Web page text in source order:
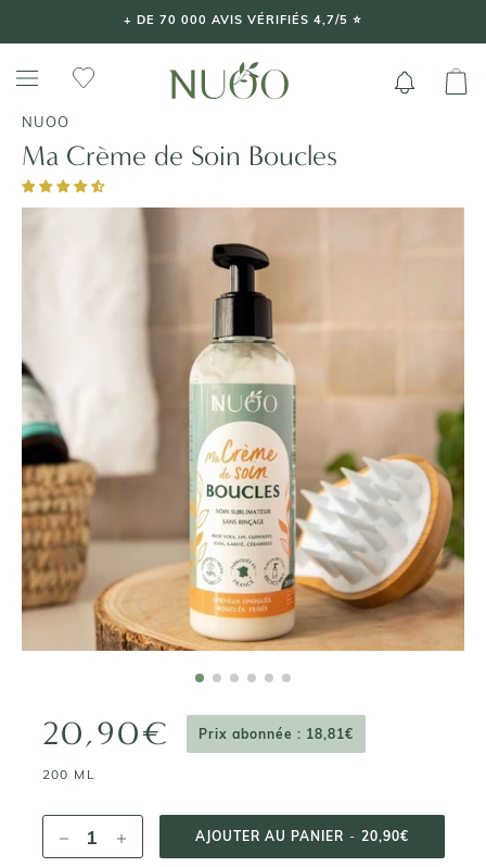
+ DE 70 000 AVIS VÉRIFIÉS 4,7/5 ⭐️
NUOO
Ma Crème de Soin Boucles
20,90€ Prix abonnée : 18,81€
200 ML
AJOUTER AU PANIER - 20,90€